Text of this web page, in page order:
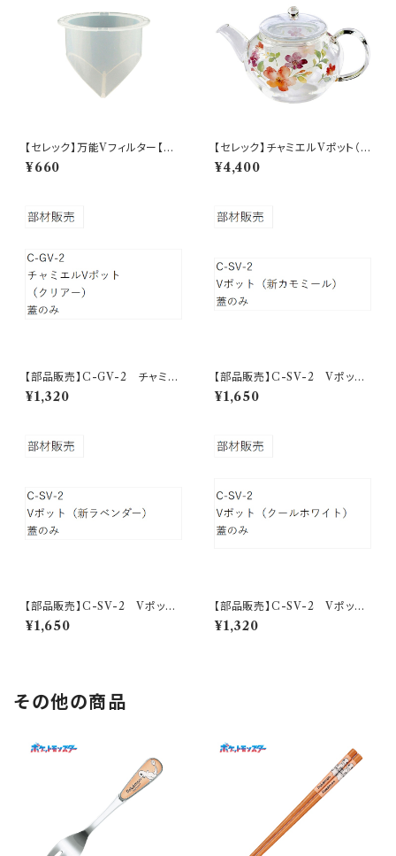
【セレック】万能Vフィルター【C-
V-2WM】
¥660
【セレック】チャミエルVポット（フ
ローリスト）【C-GVP-27A】
¥4,400
【部品販売】C-GV-2 チャミエ
ルVポット フタ（クリアー）
¥1,320
【部品販売】C-SV-2 Vポッ
ト フタ（新カモミール）
¥1,650
【部品販売】C-SV-2 Vポッ
ト フタ（新ラベンダー）
¥1,650
【部品販売】C-SV-2 Vポッ
ト フタ（クールホワイト）
¥1,320
その他の商品